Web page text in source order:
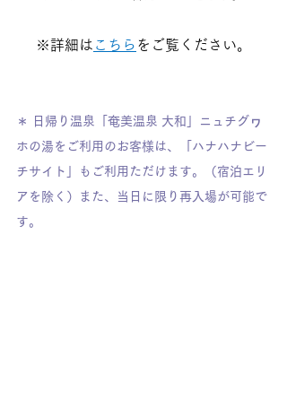
※詳細は こちら をご覧ください。
＊ 日帰り温泉「奄美温泉 大和」ニュチグヮ
ホの湯をご利用のお客様は、「ハナハナビー
チサイト」もご利用ただけます。（宿泊エリ
アを除く）また、当日に限り再入場が可能で
す。